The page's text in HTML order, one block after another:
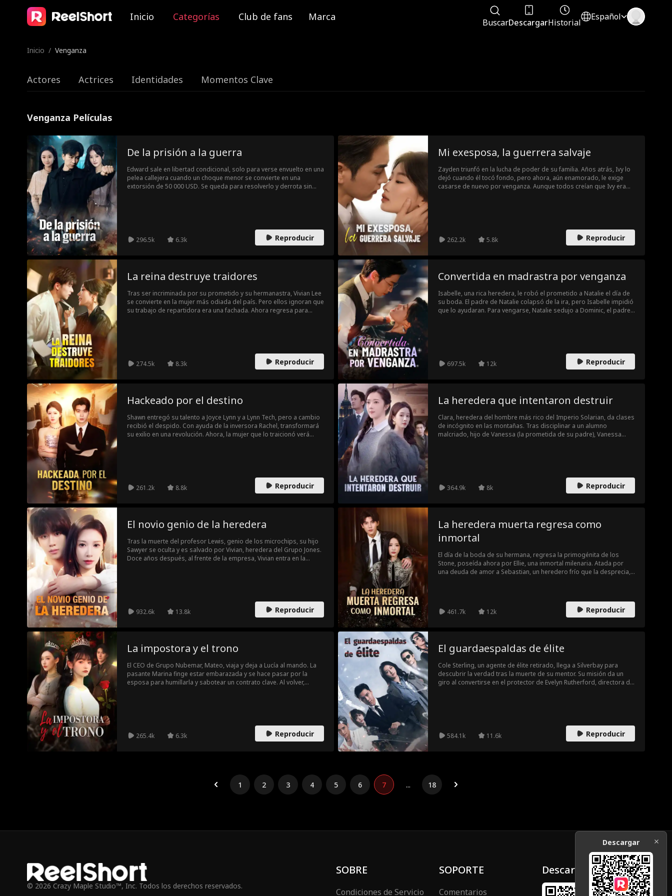
Inicio Categorías Club de fans Marca BuscarDescargarHistorial
Español
Inicio / Venganza
Actores Actrices Identidades Momentos Clave
Venganza Películas
De la prisión a la guerra
Edward sale en libertad condicional, solo para verse envuelto en una
pelea callejera cuando un choque menor se convierte en una
extorsión de 50 000 USD. Se queda para resolverlo y derrota sin
296.5k 6.3k Reproducir
Mi exesposa, la guerrera salvaje
Zayden triunfó en la lucha de poder de su familia. Años atrás, Ivy lo
dejó cuando él tocó fondo, pero ahora, aún enamorado, le exige
casarse de nuevo por venganza. Aunque todos creían que Ivy era
262.2k 5.8k Reproducir
La reina destruye traidores
Tras ser incriminada por su prometido y su hermanastra, Vivian Lee
se convierte en la mujer más odiada del país. Pero ellos ignoran que
su trabajo de repartidora era una fachada. Ahora regresa para
274.5k 8.3k Reproducir
Convertida en madrastra por venganza
Isabelle, una rica heredera, le robó el prometido a Natalie el día de
su boda. El padre de Natalie colapsó de la ira, pero Isabelle impidió
que lo ayudaran. Para vengarse, Natalie sedujo a Dominic, el padre
697.5k 12k Reproducir
Hackeado por el destino
Shawn entregó su talento a Joyce Lynn y a Lynn Tech, pero a cambio
recibió el despido. Con ayuda de la inversora Rachel, transformará
su exilio en una revolución. Ahora, la mujer que lo traicionó verá
261.2k 8.8k Reproducir
La heredera que intentaron destruir
Clara, heredera del hombre más rico del Imperio Solarian, da clases
de incógnito en las montañas. Tras disciplinar a un alumno
malcriado, hijo de Vanessa (la prometida de su padre), Vanessa
364.9k 8k Reproducir
El novio genio de la heredera
Tras la muerte del profesor Lewis, genio de los microchips, su hijo
Sawyer se oculta y es salvado por Vivian, heredera del Grupo Jones.
Doce años después, al frente de la empresa, Vivian entra en la
932.6k 13.8k Reproducir
La heredera muerta regresa como
inmortal
El día de la boda de su hermana, regresa la primogénita de los
Stone, poseída ahora por Ellie, una inmortal milenaria. Atada por
una deuda de amor a Sebastian, un heredero frío que la desprecia,
461.7k 12k Reproducir
La impostora y el trono
El CEO de Grupo Nubemar, Mateo, viaja y deja a Lucía al mando. La
pasante Marina finge estar embarazada y se hace pasar por la
esposa para humillarla y sabotear un contrato clave. Al volver,
265.4k 6.3k Reproducir
El guardaespaldas de élite
Cole Sterling, un agente de élite retirado, llega a Silverbay para
descubrir la verdad tras la muerte de su mentor. Su misión da un
giro al convertirse en el protector de Evelyn Rutherford, directora del
ciudad caiga en manos de sus peores enemigos.
584.1k
11.6k Reproducir
1 2 3 4 5 6 7 ... 18
© 2026 Crazy Maple Studio™, Inc. Todos los derechos reservados.
SOBRE
Condiciones de Servicio
SOPORTE
Comentarios
Descargar
Descargar